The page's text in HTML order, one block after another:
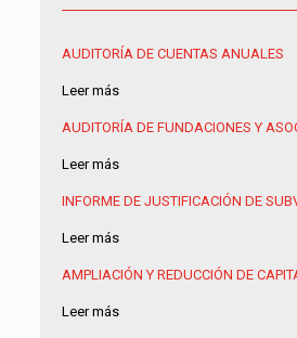
AUDITORÍA DE CUENTAS ANUALES
Leer más
AUDITORÍA DE FUNDACIONES Y
Leer más
INFORME DE JUSTIFICACIÓN DE
Leer más
AMPLIACIÓN Y REDUCCIÓN DE
Leer más